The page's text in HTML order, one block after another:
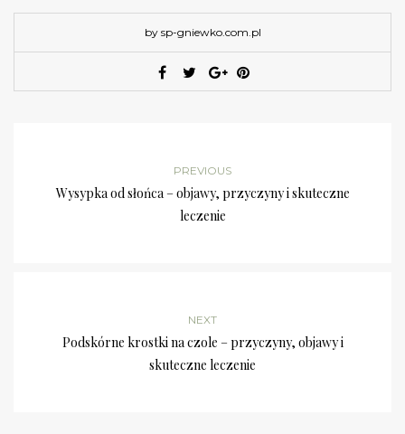
by sp-gniewko.com.pl
PREVIOUS
Wysypka od słońca – objawy, przyczyny i skuteczne
leczenie
NEXT
Podskórne krostki na czole – przyczyny, objawy i
skuteczne leczenie